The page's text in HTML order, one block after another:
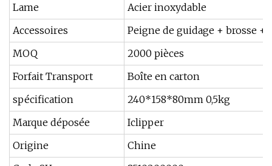
Lame
Acier inoxydable
Accessoires
Peigne de guidage + brosse +
MOQ
2000 pièces
Forfait Transport
Boîte en carton
spécification
240*158*80mm 0,5kg
Marque déposée
Iclipper
Origine
Chine